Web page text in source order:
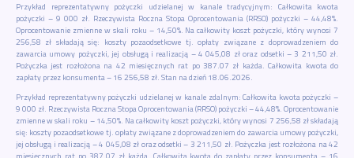
Przykład reprezentatywny pożyczki udzielanej w kanale tradycyjnym: Całkowita kwota
pożyczki – 9 000 zł. Rzeczywista Roczna Stopa Oprocentowania (RRSO) pożyczki – 44,48%.
Oprocentowanie zmienne w skali roku – 14,50%. Na całkowity koszt pożyczki, który wynosi 7
256,58 zł składają się: koszty pozaodsetkowe tj. opłaty związane z doprowadzeniem do
zawarcia umowy pożyczki, jej obsługą i realizacją – 4 045,08 zł oraz odsetki – 3 211,50 zł.
Pożyczka jest rozłożona na 42 miesięcznych rat po 387.07 zł każda. Całkowita kwota do
zapłaty przez konsumenta – 16 256,58 zł. Stan na dzień 18.06.2026.
Przykład reprezentatywny pożyczki udzielanej w kanale zdalnym: Całkowita kwota pożyczki –
9 000 zł. Rzeczywista Roczna Stopa Oprocentowania (RRSO) pożyczki – 44,48%. Oprocentowanie
zmienne w skali roku – 14,50%. Na całkowity koszt pożyczki, który wynosi 7 256,58 zł składają
się: koszty pozaodsetkowe tj. opłaty związane z doprowadzeniem do zawarcia umowy pożyczki,
jej obsługą i realizacją – 4 045,08 zł oraz odsetki – 3 211,50 zł. Pożyczka jest rozłożona na 42